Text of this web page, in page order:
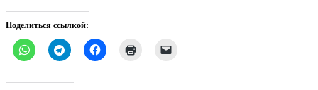
Поделиться ссылкой: